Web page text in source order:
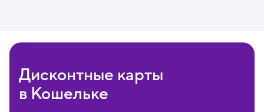
Дисконтные карты
в Кошельке